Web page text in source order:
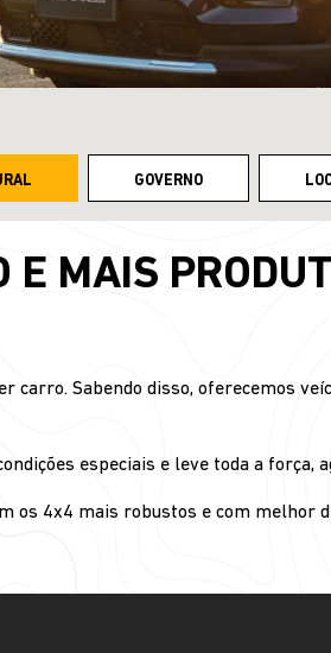
GOVERNO
E MAIS
carro. Sabendo disso, oferecemos
especiais e leve toda a força,
os 4x4 mais robustos e com melhor